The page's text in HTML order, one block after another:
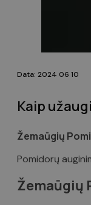
Data: 2024 06 10
Kaip
Žemaūgių
Pomidorų
Žemaūgių